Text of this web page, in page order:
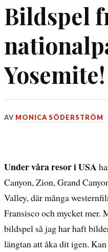
Bildspel
Yosemite!
DEN
AV MONICA SÖDERSTRÖM
Under våra resor i USA
Canyon, Zion, Grand
Valley, där många
Fransisco och mycket mer.
bildspel så jag har haft
längtan att åka dit igen.